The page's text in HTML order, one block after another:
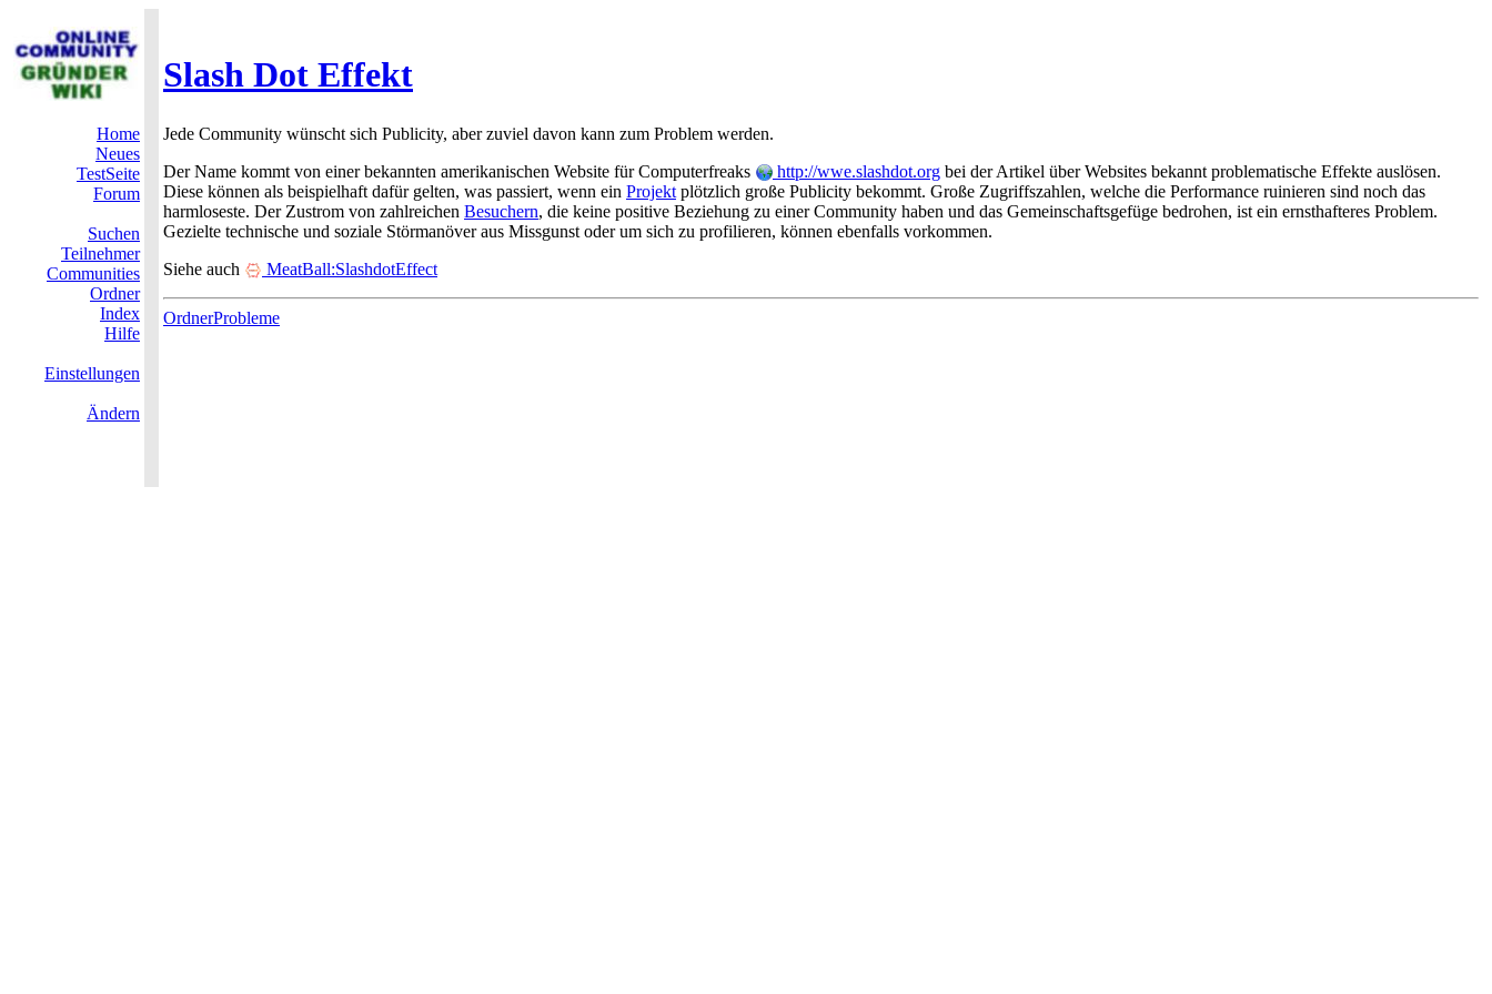
Slash Dot Effekt
Home
Neues
TestSeite
Forum
Suchen
Teilnehmer
Communities
Ordner
Index
Hilfe
Einstellungen
Ändern
Jede Community wünscht sich Publicity, aber zuviel davon kann zum Problem werden.
Der Name kommt von einer bekannten amerikanischen Website für Computerfreaks
http://wwe.slashdot.org bei der Artikel über Websites bekannt problematische Effekte auslösen.
Diese können als beispielhaft dafür gelten, was passiert, wenn ein Projekt plötzlich große Publicity bekommt. Große Zugriffszahlen, welche die Performance ruinieren sind noch das
harmloseste. Der Zustrom von zahlreichen Besuchern, die keine positive Beziehung zu einer Community haben und das Gemeinschaftsgefüge bedrohen, ist ein ernsthafteres Problem.
Gezielte technische und soziale Störmanöver aus Missgunst oder um sich zu profilieren, können ebenfalls vorkommen.
Siehe auch
MeatBall:SlashdotEffect
OrdnerProbleme